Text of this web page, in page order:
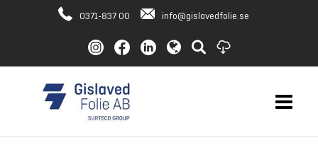
0371-837 00 info@gislavedfolie.se